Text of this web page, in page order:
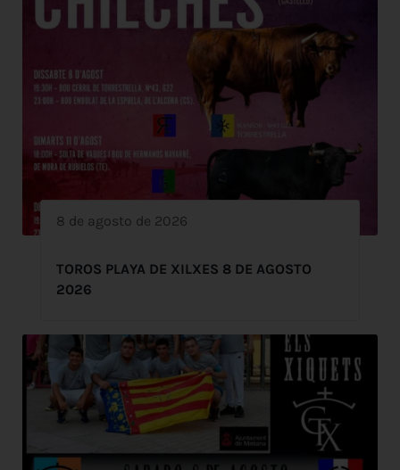
8 de agosto de 2026
TOROS PLAYA DE XILXES 8 DE AGOSTO
2026